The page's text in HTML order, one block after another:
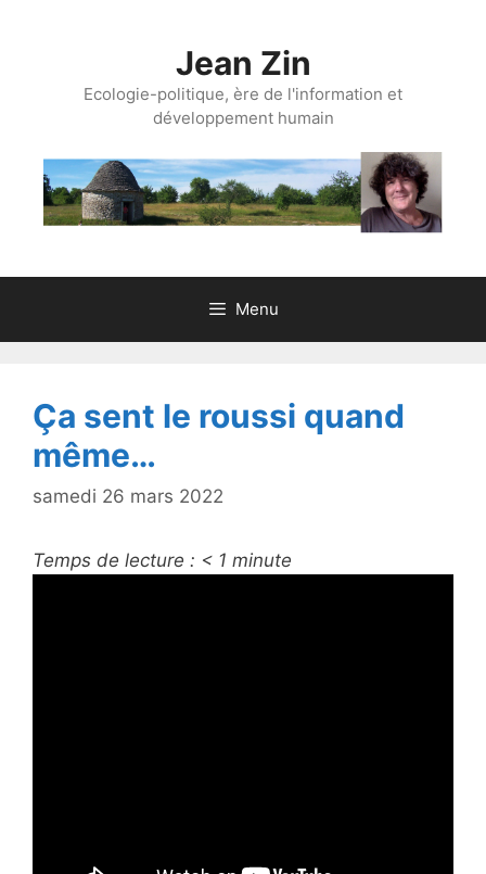
Jean Zin
Ecologie-politique, ère de l'information et
développement humain
Menu
Ça sent le roussi quand
même…
samedi 26 mars 2022
Temps de lecture : < 1 minute